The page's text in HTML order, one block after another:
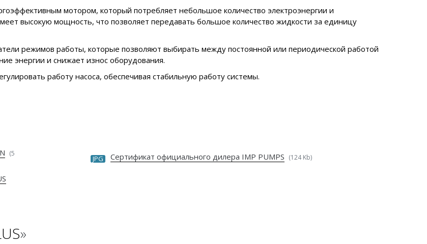
мотором, который потребляет небольшое количество электроэнергии и
высокую мощность, что позволяет передавать большое количество жидкости за единицу
режимов работы, которые позволяют выбирать между постоянной или периодической работой
энергии и снижает износ оборудования.
работу насоса, обеспечивая стабильную работу системы.
(5
JPG Сертификат официального дилера IMP PUMPS (124 Kb)
»